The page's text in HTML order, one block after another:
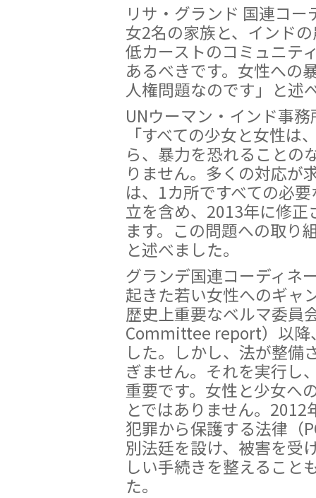
リサ・グランド 国連コ
女2名の家族と、インド
低カーストのコミュニテ
あるべきです。女性への
人権問題なのです」と述
UNウーマン・インド事
「すべての少女と女性
ら、暴力を恐れることの
りません。多くの対応が
は、1カ所ですべての必
立を含め、2013年に修
ます。この問題への取り
と述べました。
グランデ国連コーディネ
起きた若い女性へのギャ
歴史上重要なベルマ委員
Committee report）以降
した。しかし、法が整備
ぎません。それを実行し
重要です。女性と少女へ
とではありません。
犯罪から保護する法律（
別法廷を設け、被害を受
しい手続きを整えること
た。